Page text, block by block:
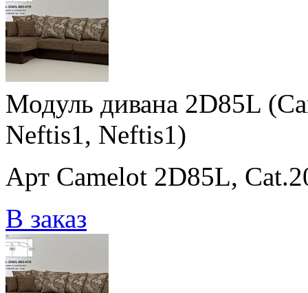
Модуль дивана 2D85L
Neftis1, Neftis1)
Арт Camelot 2D85L,
В заказ